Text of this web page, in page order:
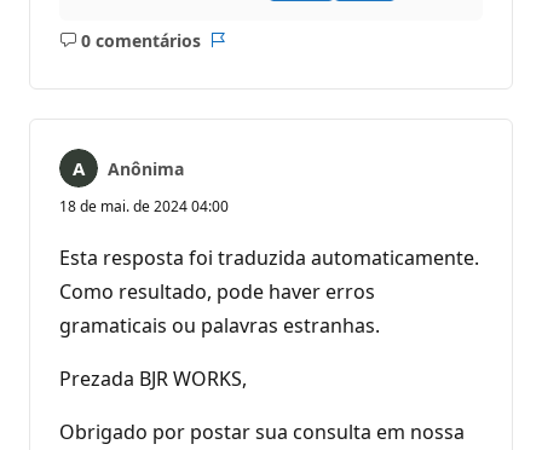
0 comentários
Sem
Anônima
18 de mai. de 2024 04:00
Esta resposta foi traduzida automaticamente.
Como resultado, pode haver erros
gramaticais ou palavras estranhas.
Prezada BJR WORKS,
Obrigado por postar sua consulta em nossa